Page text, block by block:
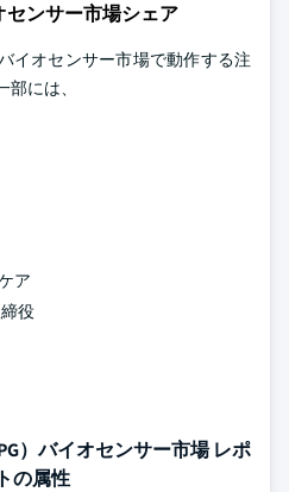
センサー市場シェア
イオセンサー市場で動作する注
には、
ア
役
）バイオセンサー市場 レポ
の属性